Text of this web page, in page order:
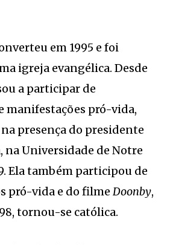
em 1995 e foi
igreja evangélica. Desde
a participar de
manifestações pró-vida,
presença do presidente
na Universidade de Notre
Ela também participou de
pró-vida e do filme Doonby,
tornou-se católica.